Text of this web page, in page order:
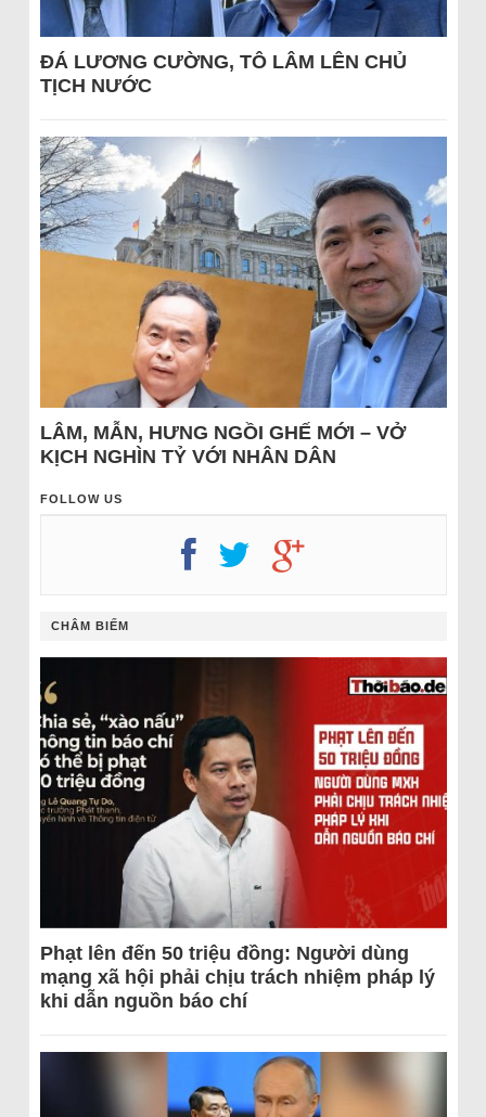
ĐÁ LƯƠNG CƯỜNG, TÔ LÂM LÊN CHỦ
TỊCH NƯỚC
LÂM, MẪN, HƯNG NGỒI GHẾ MỚI – VỞ
KỊCH NGHÌN TỶ VỚI NHÂN DÂN
FOLLOW US
CHÂM BIẾM
Phạt lên đến 50 triệu đồng: Người dùng
mạng xã hội phải chịu trách nhiệm pháp lý
khi dẫn nguồn báo chí